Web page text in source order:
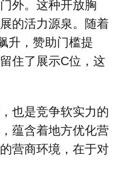
外。这种开放胸
的活力源泉。随着
升，赞助门槛提
住了展示C位，这
也是竞争软实力的
蕴含着地方优化营
营商环境，在于对